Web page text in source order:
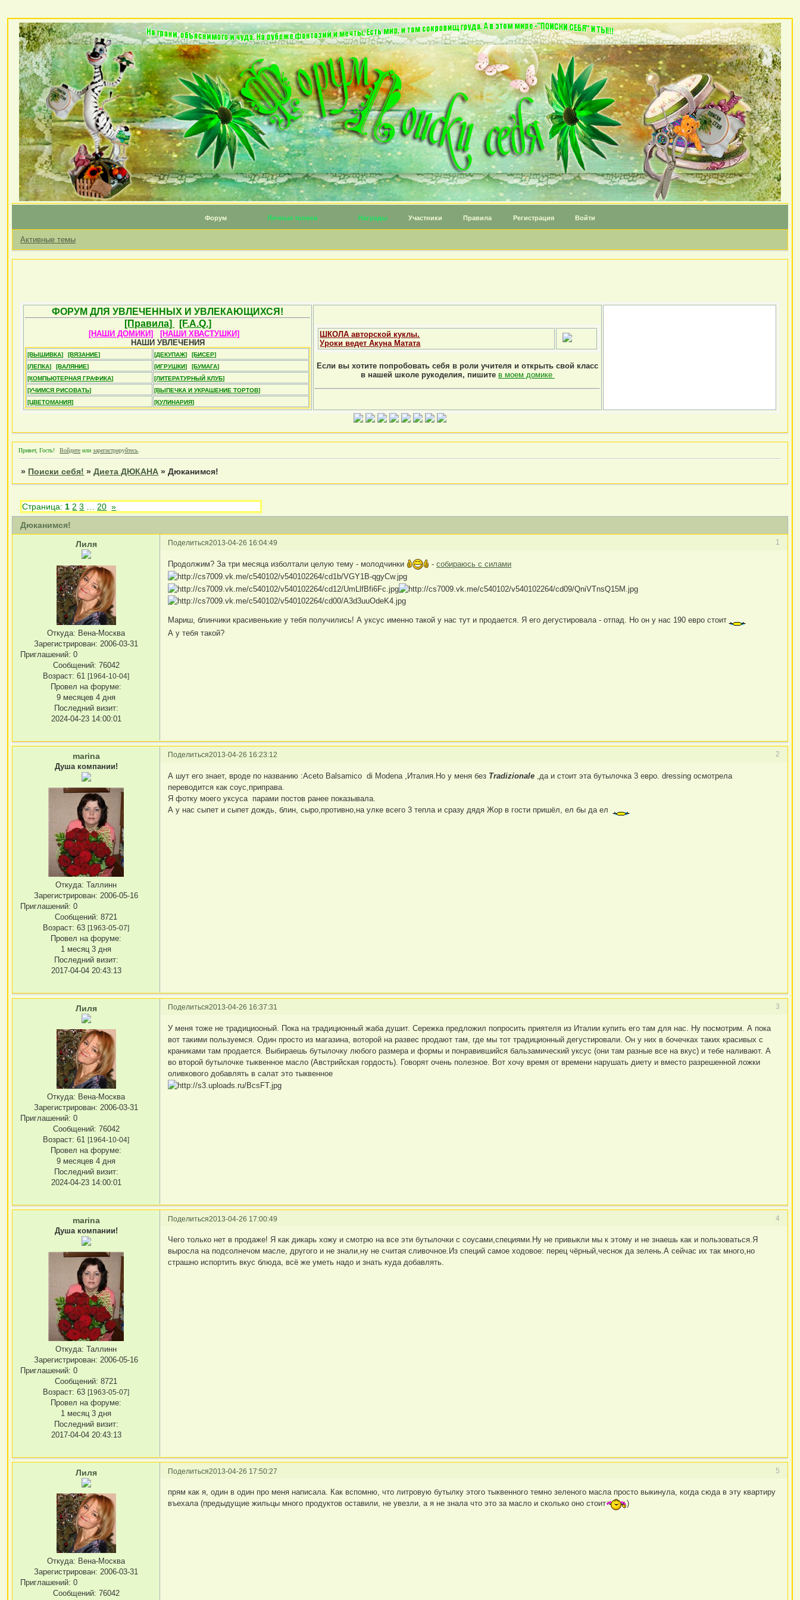
Форум Личные топики Награды Участники Правила Регистрация Войти
Активные темы
ФОРУМ ДЛЯ УВЛЕЧЕННЫХ И УВЛЕКАЮЩИХСЯ!
[Правила]
[F.A.Q.]
[НАШИ ДОМИКИ]
[НАШИ ХВАСТУШКИ]
НАШИ УВЛЕЧЕНИЯ
[ВЫШИВКА] [ВЯЗАНИЕ] [ДЕКУПАЖ]
[БИСЕР]
[ЛЕПКА]
[ВАЛЯНИЕ] [ИГРУШКИ]
[БУМАГА]
[КОМПЬЮТЕРНАЯ ГРАФИКА]
[ЛИТЕРАТУРНЫЙ КЛУБ]
[УЧИМСЯ РИСОВАТЬ]
[ВЫПЕЧКА И УКРАШЕНИЕ ТОРТОВ]
[ЦВЕТОМАНИЯ]
[КУЛИНАРИЯ]
ШКОЛА авторской куклы.
Уроки ведет Акуна Матата
Если вы хотите попробовать себя в роли учителя и открыть свой класс
в нашей школе рукоделия, пишите в моем домике
Привет, Гость! Войдите илизарегистрируйтесь
» Поиски себя! »Диета ДЮКАНА »Дюканимся!
Дюканимся!
Страница: 1 2 3 20 »
Поделиться 1
2013-04-26 16:04:49
Лиля
Откуда: Вена-Москва
Зарегистрирован: 2006-03-31
Приглашений: 0
Сообщений: 76042
Возраст: 61[1964-10-04]
Провел на форуме:
9 месяцев 4 дня
Последний визит:
2024-04-23 14:00:01
Продолжим? За три месяца изболтали целую тему - молодчинки -собираюсь с силами
Мариш, блинчики красивенькие у тебя получились! А уксус именно такой у нас тут и продается. Я его дегустировала - отпад. Но он у нас 190 евро стоит
А у тебя такой?
Поделиться 2
2013-04-26 16:23:12
marina
Душа компании!
Откуда: Таллинн
Зарегистрирован: 2006-05-16
Приглашений: 0
Сообщений: 8721
Возраст: 63[1963-05-07]
Провел на форуме:
1 месяц 3 дня
Последний визит:
2017-04-04 20:43:13
А шут его знает, вроде по названию :Aceto Balsamico di Modena ,Италия.Но у меня без Tradizionale ,да и стоит эта бутылочка 3 евро. dressing осмотрела
переводится как соус,приправа.
Я фотку моего уксуса парами постов ранее показывала.
А у нас сыпет и сыпет дождь, блин, сыро,противно,на улке всего 3 тепла и сразу дядя Жор в гости пришёл, ел бы да ел
Поделиться 3
2013-04-26 16:37:31
Лиля
Откуда: Вена-Москва
Зарегистрирован: 2006-03-31
Приглашений: 0
Сообщений: 76042
Возраст: 61[1964-10-04]
Провел на форуме:
9 месяцев 4 дня
Последний визит:
2024-04-23 14:00:01
У меня тоже не традициооный. Пока на традиционный жаба душит. Сережка предложил попросить приятеля из Италии купить его там для нас. Ну посмотрим. А пока
вот такими пользуемся. Один просто из магазина, воторой на развес продают там, где мы тот традиционный дегустировали. Он у них в бочечках таких красивых с
краниками там продается. Выбираешь бутылочку любого размера и формы и понравившийся бальзамический уксус (они там разные все на вкус) и тебе наливают. А
во второй бутылочке тыквенное масло (Австрийская гордость). Говорят очень полезное. Вот хочу время от времени нарушать диету и вместо разрешенной ложки
оливкового добавлять в салат это тыквенное
Поделиться 4
2013-04-26 17:00:49
marina
Душа компании!
Откуда: Таллинн
Зарегистрирован: 2006-05-16
Приглашений: 0
Сообщений: 8721
Возраст: 63[1963-05-07]
Провел на форуме:
1 месяц 3 дня
Последний визит:
2017-04-04 20:43:13
Чего только нет в продаже! Я как дикарь хожу и смотрю на все эти бутылочки с соусами,специями.Ну не привыкли мы к этому и не знаешь как и пользоваться.Я
выросла на подсолнечом масле, другого и не знали,ну не считая сливочное.Из специй самое ходовое: перец чёрный,чеснок да зелень.А сейчас их так много,но
страшно испортить вкус блюда, всё же уметь надо и знать куда добавлять.
Поделиться 5
2013-04-26 17:50:27
Лиля
Откуда: Вена-Москва
Зарегистрирован: 2006-03-31
Приглашений: 0
Сообщений: 76042
прям как я, один в один про меня написала. Как вспомню, что литровую бутылку этого тыквенного темно зеленого масла просто выкинула, когда сюда в эту квартиру
въехала (предыдущие жильцы много продуктов оставили, не увезли, а я не знала что это за масло и сколько оно стоит
)